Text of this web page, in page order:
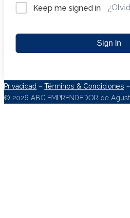
Keep me signed in
Sign In
Privacidad – Términos & Condiciones –
© 2026 ABC EMPRENDEDOR de